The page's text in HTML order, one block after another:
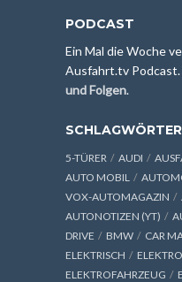
PODCAST
Ein Mal die Woche
Ausfahrt.tv Podcast.
und Folgen.
SCHLAGWÖRTER
5-TÜRER AUDI
AUTO MOBIL
VOX-AUTOMAGAZIN
AUTONOTIZEN (YT)
DRIVE
BMW CAR
ELEKTRISCH
ELEKTROFAHRZEUG